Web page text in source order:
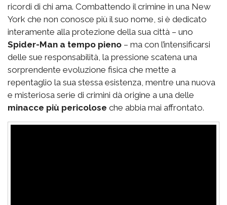
ricordi di chi ama. Combattendo il crimine in una New
York che non conosce più il suo nome, si è dedicato
interamente alla protezione della sua città – uno
Spider-Man a tempo pieno – ma con l’intensificarsi
delle sue responsabilità, la pressione scatena una
sorprendente evoluzione fisica che mette a
repentaglio la sua stessa esistenza, mentre una nuova
e misteriosa serie di crimini dà origine a una delle
minacce più pericolose che abbia mai affrontato.